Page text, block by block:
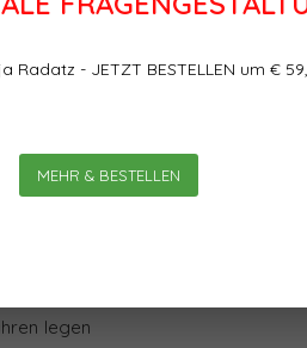
Radatz - JETZT BESTELLEN um €
MEHR & BESTELLEN
das
Interview
mit
sollten.
was
legen